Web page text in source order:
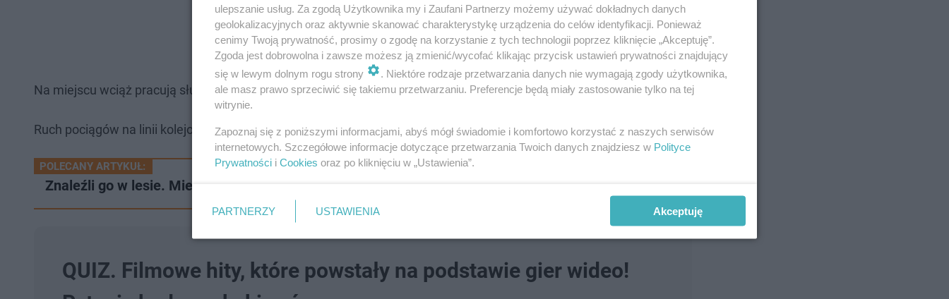
Na miejscu wciąż pracują służby, oprócz strażaków, także policjanci i pracownicy kolei.
Ruch pociągów na linii kolejowej Leszno-Wschowa został wstrzymany.
POLECANY ARTYKUŁ:
Znaleźli go w lesie. Mieszkaniec powiatu gostyńskiego uciekł z miejsca kolizji
QUIZ. Filmowe hity, które powstały na podstawie gier wideo!
ulepszanie usług. Za zgodą Użytkownika my i Zaufani Partnerzy możemy używać dokładnych danych
geolokalizacyjnych oraz aktywnie skanować charakterystykę urządzenia do celów identyfikacji. Ponieważ
cenimy Twoją prywatność, prosimy o zgodę na korzystanie z tych technologii poprzez kliknięcie „Akceptuję”.
Zgoda jest dobrowolna i zawsze możesz ją zmienić/wycofać klikając przycisk ustawień prywatności znajdujący
się w lewym dolnym rogu strony
. Niektóre rodzaje przetwarzania danych nie wymagają zgody użytkownika,
ale masz prawo sprzeciwić się takiemu przetwarzaniu. Preferencje będą miały zastosowanie tylko na tej
witrynie.
Zapoznaj się z poniższymi informacjami, abyś mógł świadomie i komfortowo korzystać z naszych serwisów
internetowych. Szczegółowe informacje dotyczące przetwarzania Twoich danych znajdziesz w Polityce
Prywatności i Cookies oraz po kliknięciu w „Ustawienia”.
PARTNERZY USTAWIENIA Akceptuję